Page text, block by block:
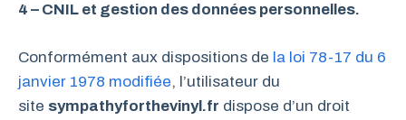
4 – CNIL et gestion des données personnelles.
Conformément aux dispositions de la loi 78-17 du 6
janvier 1978 modifiée, l’utilisateur du
site sympathyforthevinyl.fr dispose d’un droit